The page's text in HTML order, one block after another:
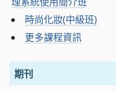
時尚化妝(中級班)
更多課程資訊
期刊